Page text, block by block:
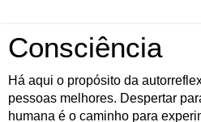
Consciência
Há aqui o propósito da
pessoas melhores. Despertar
humana é o caminho para